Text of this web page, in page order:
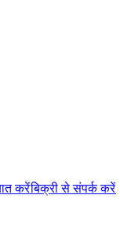
करें​​बिक्री से संपर्क करें​​